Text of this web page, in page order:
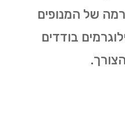
של המנופים
בודדים